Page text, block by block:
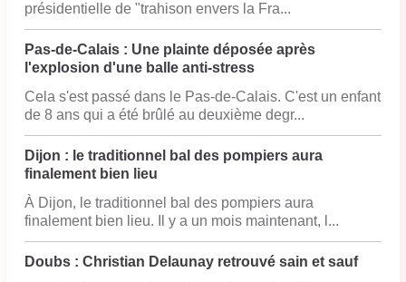
présidentielle de "trahison envers la Fra...
Pas-de-Calais : Une plainte déposée après
l'explosion d'une balle anti-stress
Cela s'est passé dans le Pas-de-Calais. C'est un enfant
de 8 ans qui a été brûlé au deuxième degr...
Dijon : le traditionnel bal des pompiers aura
finalement bien lieu
À Dijon, le traditionnel bal des pompiers aura
finalement bien lieu. Il y a un mois maintenant, l...
Doubs : Christian Delaunay retrouvé sain et sauf